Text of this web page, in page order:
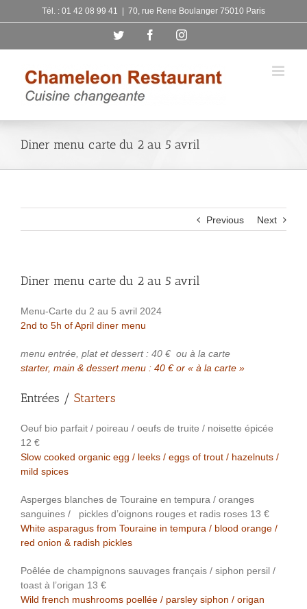
to
Tél. : 01 42 08 99 41 70, rue Rene Boulanger 75010 Paris
Twitter FacebookInstagram
Diner menu carte du 2 au 5 avril
Previous Next
Diner menu carte du 2 au 5 avril
Menu-Carte du 2 au 5 avril 2024
2nd to 5h of April diner menu
menu entrée, plat et dessert : 40 € ou à la carte
starter, main & dessert menu : 40 € or « à la carte »
Entrées / Starters
Oeuf bio parfait / poireau / oeufs de truite / noisette épicée
12 €
Slow cooked organic egg / leeks / eggs of trout / hazelnuts /
mild spices
Asperges blanches de Touraine en tempura / oranges
sanguines / pickles d’oignons rouges et radis roses 13 €
White asparagus from Touraine in tempura / blood orange /
red onion & radish pickles
Poêlée de champignons sauvages français / siphon persil /
toast à l’origan 13 €
Wild french mushrooms poellée / parsley siphon / origan